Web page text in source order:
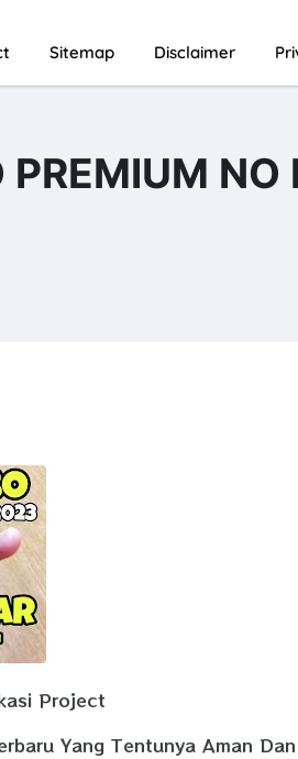
Sitemap Disclaimer
NO
Project
Yang Tentunya Aman Dan